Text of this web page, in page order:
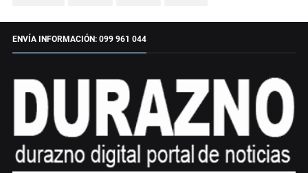
ENVÍA INFORMACIÓN: 099 961 044